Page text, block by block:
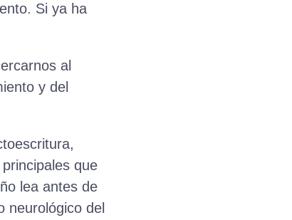
Si ya ha
al
y del
que
lea antes de
neurológico del